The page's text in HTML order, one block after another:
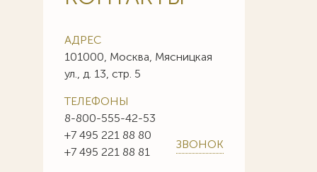
АДРЕС
101000, Москва, Мясницкая
ул., д. 13, стр. 5
ТЕЛЕФОНЫ
8-800-555-42-53
+7 495 221 88 80
+7 495 221 88 81
ЗВОНОК